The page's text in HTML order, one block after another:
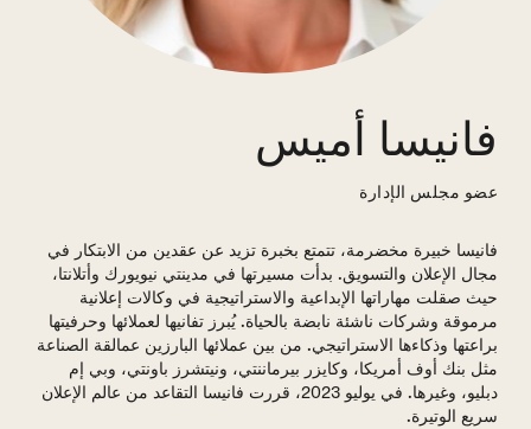
فانيسا أميس
عضو مجلس الإدارة
فانيسا خبيرة مخضرمة، تتمتع بخبرة تزيد عن عقدين من الابتكار في
مجال الإعلان والتسويق. بدأت مسيرتها في مدينتي نيويورك وأتلانتا،
حيث صقلت مهاراتها الإبداعية والاستراتيجية في وكالات إعلانية
مرموقة وشركات ناشئة نابضة بالحياة. يُبرز تفانيها لعملائها وحرفيتها
براعتها وذكاءها الاستراتيجي. من بين عملائها البارزين عمالقة الصناعة
مثل بنك أوف أمريكا، وكايزر بيرماننتي، ونيتشرز باونتي، وبي إم
دبليو، وغيرها. في يوليو 2023، قررت فانيسا التقاعد من عالم الإعلان
سريع الوتيرة.